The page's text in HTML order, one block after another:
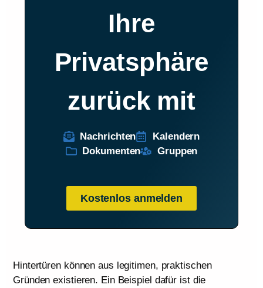
Ihre
Privatsphäre
zurück mit
Nachrichten
Kalendern
Dokumenten
Gruppen
Kostenlos anmelden
Hintertüren können aus legitimen, praktischen
Gründen existieren. Ein Beispiel dafür ist die